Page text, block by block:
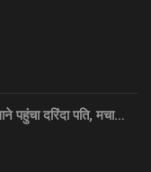
पहुंचा दरिंदा पति, मचा…